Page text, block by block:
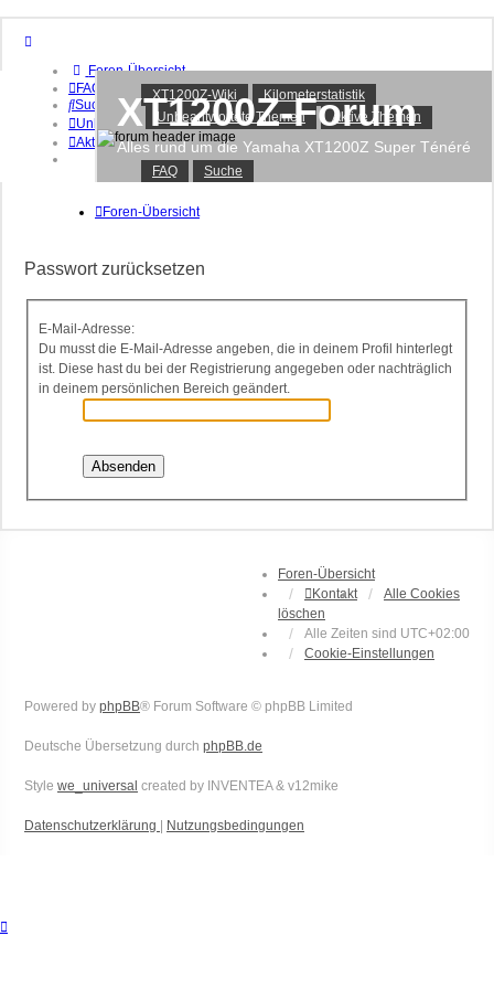
Foren-Übersicht
FAQ
Suche
Unbeantwortete Themen
Aktive Themen
Registrieren
XT1200Z-Wiki
Kilometerstatistik
Unbeantwortete Themen
Aktive Themen
XT1200Z-Forum
Alles rund um die Yamaha XT1200Z Super Ténéré
FAQ Suche
Foren-Übersicht
Passwort zurücksetzen
E-Mail-Adresse:
Du musst die E-Mail-Adresse angeben, die in deinem Profil hinterlegt
ist. Diese hast du bei der Registrierung angegeben oder nachträglich
in deinem persönlichen Bereich geändert.
Foren-Übersicht
Kontakt
Alle Cookies
löschen
Alle Zeiten sind UTC+02:00
Cookie-Einstellungen
Powered by phpBB® Forum Software © phpBB Limited
Deutsche Übersetzung durch phpBB.de
Style we_universal created by INVENTEA & v12mike
Datenschutzerklärung Nutzungsbedingungen